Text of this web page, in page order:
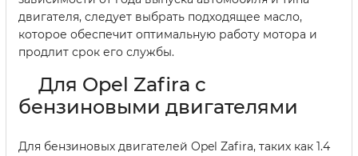
двигателя, следует выбрать подходящее масло,
которое обеспечит оптимальную работу мотора и
продлит срок его службы.
Для Opel Zafira с
бензиновыми двигателями
Для бензиновых двигателей Opel Zafira, таких как 1.4